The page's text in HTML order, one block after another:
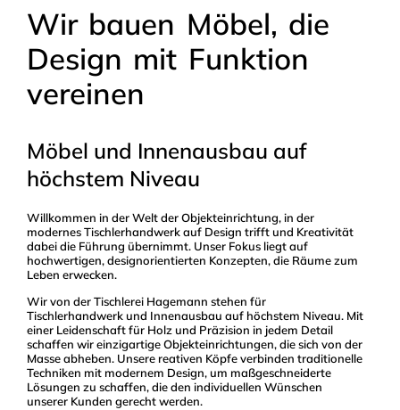
Wir bauen Möbel, die
Design mit Funktion
vereinen
Möbel und Innenausbau auf
höchstem Niveau
Willkommen in der Welt der Objekteinrichtung, in der
modernes Tischlerhandwerk auf Design trifft und Kreativität
dabei die Führung übernimmt. Unser Fokus liegt auf
hochwertigen, designorientierten Konzepten, die Räume zum
Leben erwecken.
Wir von der Tischlerei Hagemann stehen für
Tischlerhandwerk und Innenausbau auf höchstem Niveau. Mit
einer Leidenschaft für Holz und Präzision in jedem Detail
schaffen wir einzigartige Objekteinrichtungen, die sich von der
Masse abheben. Unsere reativen Köpfe verbinden traditionelle
Techniken mit modernem Design, um maßgeschneiderte
Lösungen zu schaffen, die den individuellen Wünschen
unserer Kunden gerecht werden.